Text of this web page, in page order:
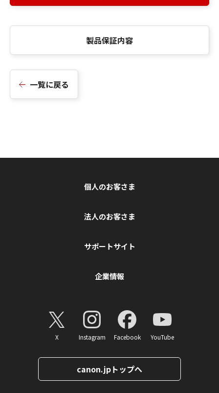
製品保証内容
一覧に戻る
個人のお客さま
法人のお客さま
サポートサイト
企業情報
X Instagram Facebook YouTube
canon.jpトップへ